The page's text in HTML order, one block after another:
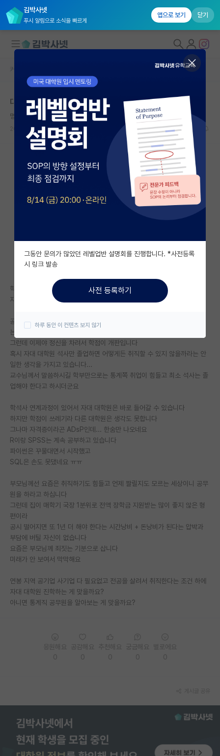
김박사넷
푸시 알림으로 소식을 빠르게
앱으로 보기 닫기
대학원생 모집
국내대학원 정보
연구실&오픈랩
커뮤니티
커뮤니티 홈
전체글보기
베스트 게시판
자유 게시판(아무개랩)
미국 유학 게시판
미국 대학원 합격 후기 게시판
대학원생 모집 게시판
연구실(PI) 홍보 게시판
석박사 채용 정보 게시판
임용 정보 게시판
취업 게시판
임용 후기 게시판
PI 전용 게시판
특수/전문대학원 게시판
반도체/AI 게시판
장학금/장학생 게시판
학술 정보 게시판
커리어
커뮤니티 홈
대학원 진학 고민입니다
명석한 알렉산더 플레밍
2021.10.20 7 4311
학점 관리 1도 안해서 3점 후반인
지거국 다니는 통계학과 학부생 3학년입니다
공부를 하다보니 통계가 재미있어서 취직을 하게 된다면 꼭 제 전공을 살리
는 직업을 가지고 싶습니다
그런데 이제야 정신을 차려서 학점이 개판입니다
혹시 자대 대학원 석사만 졸업하면 어떻게든 취직할 수 있지 않을까라는 안
일한 생각을 가지고 있습니다...
교수님께서 말씀하시길 학부만으로는 통계쪽 취업이 힘들고 최소 석사는 졸
업해야 한다고 하시더군요
학석사 연계과정이 있어서 자대 대학원은 바로 들어갈 수 있습니다
하지만 학점이 쓰레기라 다른 대학원은 생각도 못합니다
그나마 자격증이라곤 ADsP인데... 한숨만 나오네요
R이랑 SPSS는 계속 공부하고 있습니다
파이썬은 꾸물대면서 시작했고
SQL은 손도 못댔네요 ㅠㅠ
부모님께선 요즘은 취직하기도 힘들고 언제 짤릴지도 모르는 세상이니 공무
원을 하라고 하십니다
그런데 집이 매학기 국장 1분위로 전액 장학금 지원받는 많이 좋지 않은 형
편이라
공시 떨어지면 또 1년 더 해야 한다는 시간낭비 + 돈낭비가 된다는 압박과
부담에 버틸 자신이 없습니다
요즘은 부모님께 죄짓는 기분으로 삽니다
미래가 안 보여서 막막해요
연봉 지역 공기업 사기업 다 필요없고 전공을 살려서 취직한다는 조건 하에
자대 대학원 진학하는 게 맞을까요?
아니면 통계직 공무원을 알아보는 게 맞을까요?
그동안 문의가 많았던 레벨업반 설명회를 진행합니다. *사전등록
시 링크 발송
사전 등록하기
하루 동안 이 컨텐츠 보지 않기